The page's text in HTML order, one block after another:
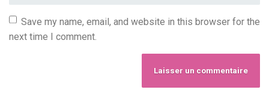
Save my name, email, and website in this browser for the
next time I comment.